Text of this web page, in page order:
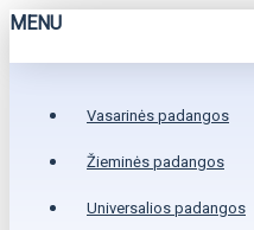
MENU
Vasarinės padangos
Žieminės padangos
Universalios padangos